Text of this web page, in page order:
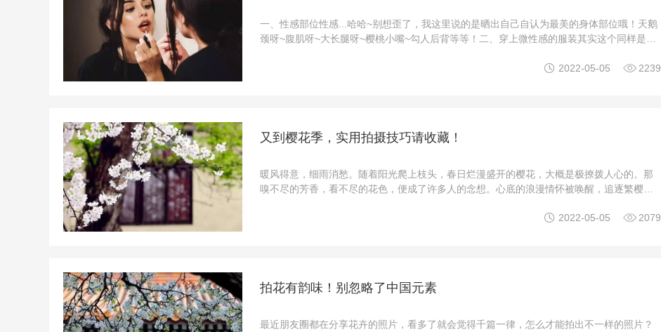
一、性感部位性感...哈哈~别想歪了，我这里说的是晒出自己自认为最美的身体部位哦！天鹅
颈呀~腹肌呀~大长腿呀~樱桃小嘴~勾人后背等等！二、穿上微性感的服装其实这个同样是通
片吧~三、侧脸+撩拨头发这里要求的五官较为突出，侧脸会更好看 ...
 2022-05-05  2239
又到樱花季，实用拍摄技巧请收藏！
暖风得意，细雨消愁。随着阳光爬上枝头，春日烂漫盛开的樱花，大概是极撩拨人心的。那
嗅不尽的芳香，看不尽的花色，便成了许多人的念想。心底的浪漫情怀被唤醒，追逐繁樱的
特：sweet*蜜 摄影指导：夏语那么怎么才能拍出“人与花共美”的大 ...
 2022-05-05 2079
拍花有韵味！别忽略了中国元素
最近朋友圈都在分享花卉的照片，看多了就会觉得千篇一律，怎么才能拍出不一样的照片？